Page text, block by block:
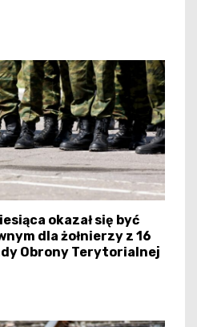
okazał się być
dla żołnierzy z 16
Obrony Terytorialnej